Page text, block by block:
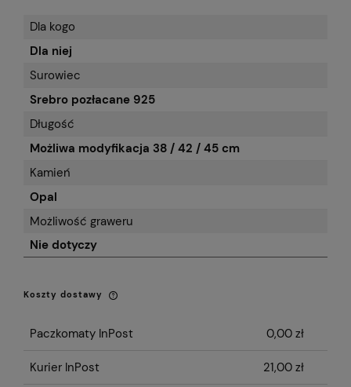
Dla kogo
Dla niej
Surowiec
Srebro pozłacane 925
Długość
Możliwa modyfikacja 38 / 42 / 45 cm
Kamień
Opal
Możliwość graweru
Nie dotyczy
Koszty dostawy
Cena nie zawiera ewentualnych kosztów
Paczkomaty InPost 0,00 zł
Kurier InPost 21,00 zł